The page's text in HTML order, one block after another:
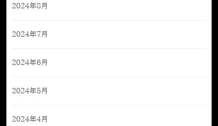
2024年8月
2024年7月
2024年6月
2024年5月
2024年4月